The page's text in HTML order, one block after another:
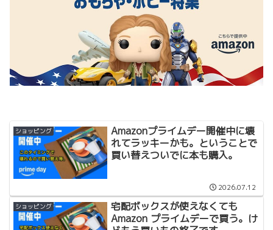
ショッピング
Amazonプライムデー開催中に壊
れてラッキーかも。ということで
買い替えついでに本も購入。
2026.07.12
ショッピング
宅配ボックスが使えなくても
Amazon プライムデーで買う。け